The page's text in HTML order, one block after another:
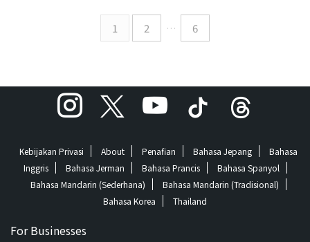
EAN: 4573529370856 About
the Music Sensu Planet (Vo)
bercerita: Detak jantung yang
1 2 … 6
Kebijakan Privasi About Penafian Bahasa Jepang
Bahasa
Inggris
Bahasa Jerman Bahasa Prancis
Bahasa Spanyol
Bahasa Mandarin (Sederhana)
Bahasa Mandarin (Tradisional)
Bahasa Korea
Thailand
For Businesses